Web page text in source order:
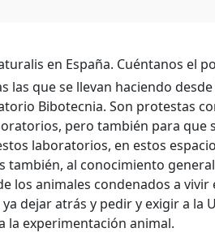
en España. Cuéntanos el
las que se llevan haciendo
Bibotecnia. Son protestas
pero también para que
laboratorios, en estos
también, al conocimiento
los animales condenados a vivir
dejar atrás y pedir y exigir a la
la experimentación animal.